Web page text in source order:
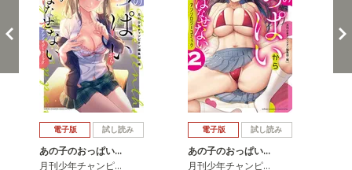
電子版 試し読み
あの子のおっぱい…
月刊少年チャンピ…
電子版 試し読み
あの子のおっぱい…
月刊少年チャンピ…